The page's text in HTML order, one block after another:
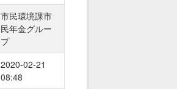
市民環境課市
民年金グルー
プ
2020-02-21
08:48